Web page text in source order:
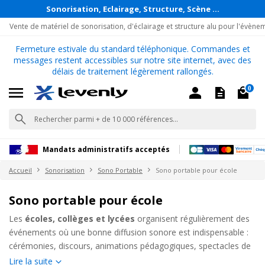
Sonorisation, Eclairage, Structure, Scène ...
Vente de matériel de sonorisation, d'éclairage et structure alu pour
Fermeture estivale du standard téléphonique. Commandes et
messages restent accessibles sur notre site internet, avec des
délais de traitement légèrement rallongés.
0
Mandats administratifs acceptés
Accueil Sonorisation Sono Portable Sono portable pour école
Sono portable pour école
Les écoles, collèges et lycées organisent régulièrement des
événements où une bonne diffusion sonore est indispensable :
cérémonies, discours, animations pédagogiques, spectacles de
fin d’année ou réunions parents-professeurs.
Lire la suite